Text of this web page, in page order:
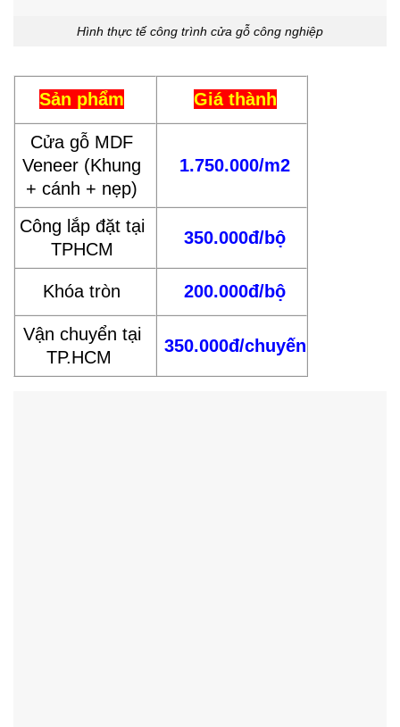
Hình thực tế công trình cửa gỗ công nghiệp
Sản phẩm Giá thành
Cửa gỗ MDF
Veneer (Khung
+ cánh + nẹp)
1.750.000/m2
Công lắp đặt tại
TPHCM
350.000đ/bộ
Khóa tròn 200.000đ/bộ
Vận chuyển tại
TP.HCM
350.000đ/chuyến